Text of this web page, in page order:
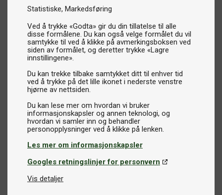
Statistiske Markedsføring
Ved å trykke «Godta» gir du din tillatelse til alle
disse formålene. Du kan også velge formålet du vil
samtykke til ved å klikke på avmerkingsboksen ved
siden av formålet, og deretter trykke «Lagre
innstillingene».
Du kan trekke tilbake samtykket ditt til enhver tid
ved å trykke på det lille ikonet i nederste venstre
hjørne av nettsiden.
Du kan lese mer om hvordan vi bruker
informasjonskapsler og annen teknologi, og
hvordan vi samler inn og behandler
Les mer om informasjonskapsler
Googles retningslinjer for personvern
Vis detaljer